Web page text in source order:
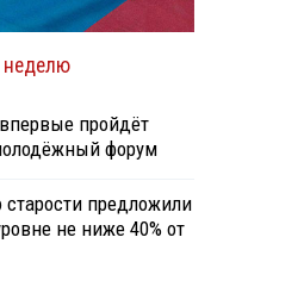
неделю
пройдёт
форум
предложили
не ниже 40% от